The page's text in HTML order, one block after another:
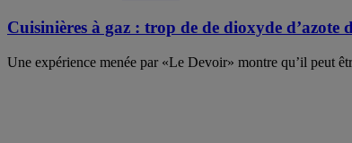
Cuisinières à gaz : trop de de dioxyde d’azote
Une expérience menée par «Le Devoir» montre qu’il peut